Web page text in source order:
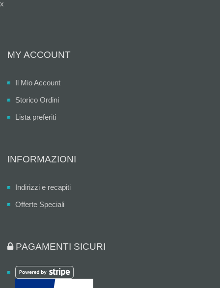
x
MY ACCOUNT
Il Mio Account
Storico Ordini
Lista preferiti
INFORMAZIONI
Indirizzi e recapiti
Offerte Speciali
PAGAMENTI SICURI